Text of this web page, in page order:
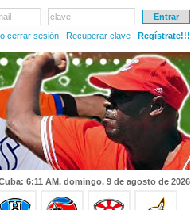
clave
cerrar sesión
Recuperar clave Regístrate!!!
6:11 AM, domingo, 9 de agosto de 2026